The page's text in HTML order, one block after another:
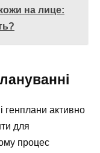
на лице:
генплани активно
для
процес